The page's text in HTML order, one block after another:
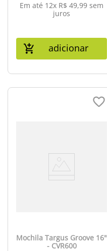
Em até 12x R$ 49,99 sem
juros
adicionar
Mochila Targus Groove 16"
- CVR600